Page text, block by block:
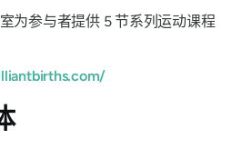
为参与者提供 5 节系列运动课程